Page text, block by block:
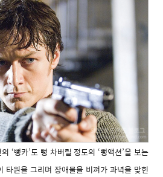
‘뻥카’도 뻥 차버릴 정도의 ‘뻥액션’을 보는
타원을 그리며 장애물을 비껴가 과녁을 맞힌